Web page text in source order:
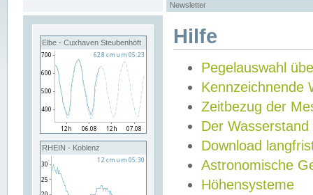
Newsletter
Elbe - Cuxhaven Steubenhöft
RHEIN - Koblenz
Hilfe
Pegelauswahl
Kennzeichnende
Zeitbezug der
Der Wasserstand
Download
Astronomische
Höhensysteme